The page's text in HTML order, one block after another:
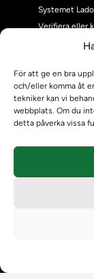
För att ge en bra
och/eller komma åt
tekniker kan vi
webbplats. Om du
detta påverka vissa
Systemet
Verifiera eller
Kontrollera
Om oss
Om
Vision,